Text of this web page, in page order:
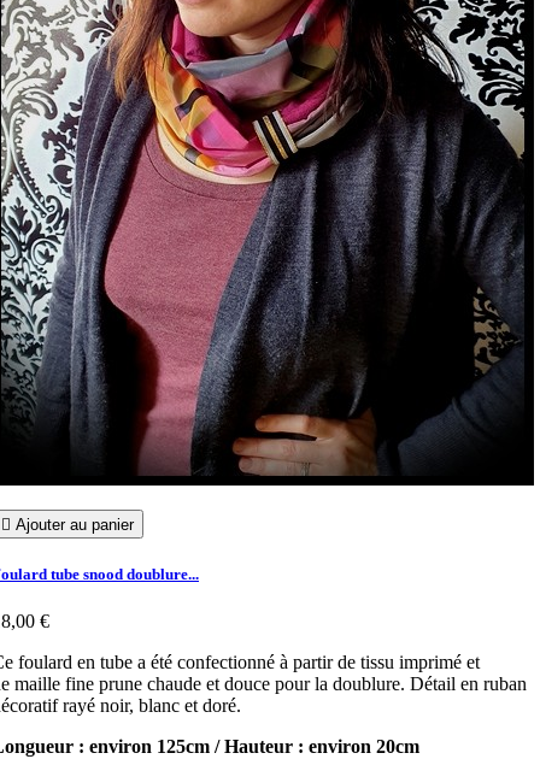
 Ajouter au panier
tube snood doublure...
€
foulard en tube a été confectionné à partir de tissu imprimé et
maille fine prune chaude et douce pour la doublure. Détail en ruban
rayé noir, blanc et doré.
: environ 125cm / Hauteur : environ 20cm